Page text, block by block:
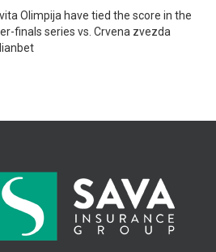
Olimpija have tied the score in the
finals series vs. Crvena zvezda